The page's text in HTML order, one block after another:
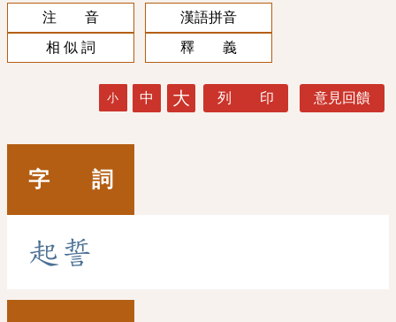
注 音
漢語拼音
相 似 詞
釋 義
小 中 大 列 印 意見回饋
字 詞
起 誓